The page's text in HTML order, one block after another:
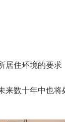
住环境的要
来数十年中也